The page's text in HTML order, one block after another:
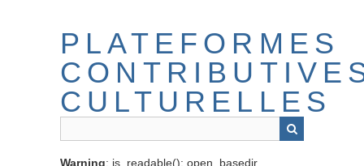
PLATEFORMES
CULTURELLES
Warning: is_readable(): open_basedir